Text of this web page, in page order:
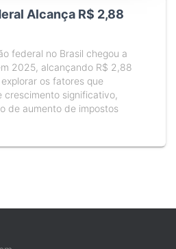
Alcança R$ 2,88
federal no Brasil chegou a
2025, alcançando R$ 2,88
os fatores que
crescimento significativo,
de aumento de impostos